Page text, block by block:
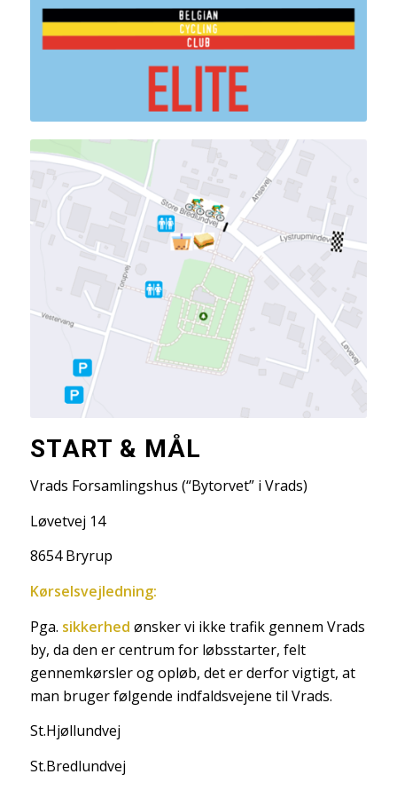
START & MÅL
Vrads Forsamlingshus (“Bytorvet” i Vrads)
Løvetvej 14
8654 Bryrup
Kørselsvejledning:
Pga. sikkerhed ønsker vi ikke trafik gennem Vrads
by, da den er centrum for løbsstarter, felt
gennemkørsler og opløb, det er derfor vigtigt, at
man bruger følgende indfaldsvejene til Vrads.
St.Hjøllundvej
St.Bredlundvej